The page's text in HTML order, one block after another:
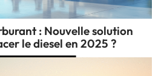
: Nouvelle solution
le diesel en 2025 ?